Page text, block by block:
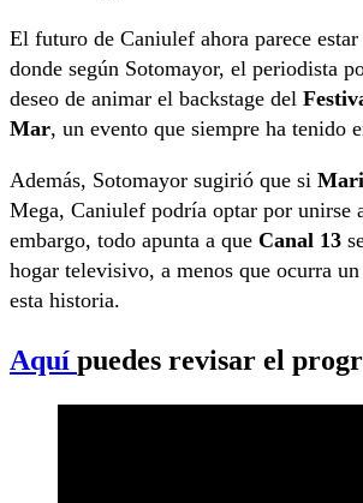
El futuro de Caniulef ahora parece estar
donde según Sotomayor, el periodista
deseo de animar el backstage del
Mar, un evento que siempre ha tenido
Además, Sotomayor sugirió que si
Mega, Caniulef podría optar por unirse
embargo, todo apunta a que Canal 13
hogar televisivo, a menos que ocurra
esta historia.
Aquí puedes revisar el